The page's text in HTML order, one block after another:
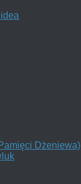
Dżeniewa)